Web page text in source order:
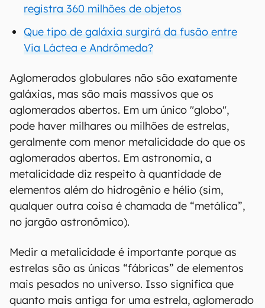
registra 360 milhões de objetos
Que tipo de galáxia surgirá da fusão entre
Via Láctea e Andrômeda?
Aglomerados globulares não são exatamente
galáxias, mas são mais massivos que os
aglomerados abertos. Em um único "globo",
pode haver milhares ou milhões de estrelas,
geralmente com menor metalicidade do que os
aglomerados abertos. Em astronomia, a
metalicidade diz respeito à quantidade de
elementos além do hidrogênio e hélio (sim,
qualquer outra coisa é chamada de “metálica”,
no jargão astronômico).
Medir a metalicidade é importante porque as
estrelas são as únicas “fábricas” de elementos
mais pesados no universo. Isso significa que
quanto mais antiga for uma estrela, aglomerado